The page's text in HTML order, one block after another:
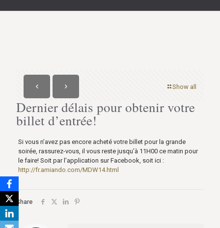
Show all
Dernier délais pour obtenir votre
billet d’entrée!
Si vous n’avez pas encore acheté votre billet pour la grande
soirée, rassurez-vous, il vous reste jusqu’à 11H00 ce matin pour
le faire! Soit par l’application sur Facebook, soit ici :
http://fr.amiando.com/MDW14.html
Share